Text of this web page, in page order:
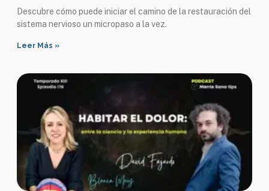
Descubre cómo puede iniciar el camino de la restauración del
sistema nervioso un micropaso a la vez.
Leer Más »